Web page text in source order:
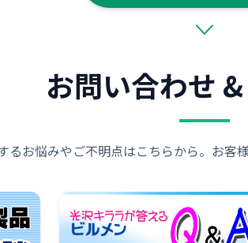
お問い合わせ
るお悩みやご不明点はこちらから。お客